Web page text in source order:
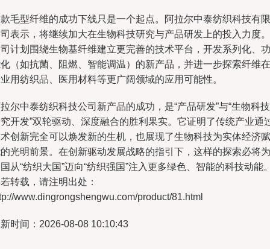
毛型纤维的成功下线只是一个起点。阿拉尔中泰纺织科技有限
表示，将继续加大在生物科技研究与产品研发上的投入力度。
计划围绕生物基纤维建立更完善的技术平台，开发系列化、功
（如抗菌、阻燃、智能调温）的新产品，并进一步探索纤维在
用纺织品、医用材料等更广阔领域的应用可能性。
尔中泰纺织科技公司新产品的成功，是“产品研发”与“生物科技
开发”双轮驱动、深度融合的胜利果实。它证明了传统产业通
创新完全可以焕发新的生机，也展现了生物科技为实体经济赋
光明前景。在创新驱动发展战略的指引下，这样的探索必将为
从“纺织大国”迈向“纺织强国”注入更多绿色、智能的科技动能
转载，请注明出处：
www.dingrongshengwu.com/product/81.html
时间：2026-08-08 10:10:43